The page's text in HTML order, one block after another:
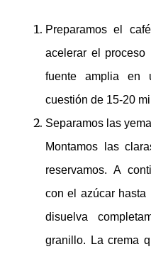
Preparamos el
acelerar el proceso
fuente amplia en
cuestión de 15-20
Separamos las
Montamos las
reservamos. A
con el azúcar
disuelva
granillo. La crema